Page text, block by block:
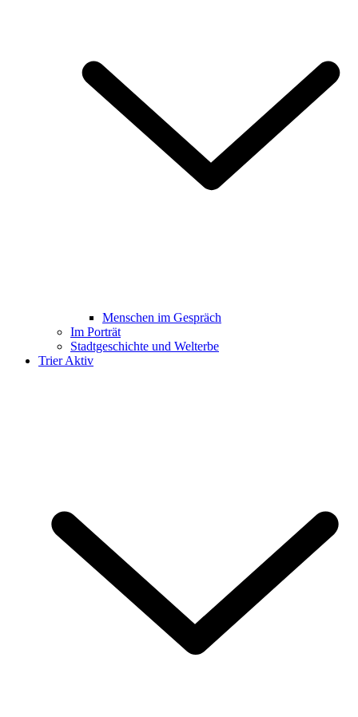
Menschen im Gespräch
Im Porträt
Stadtgeschichte und Welterbe
Trier Aktiv